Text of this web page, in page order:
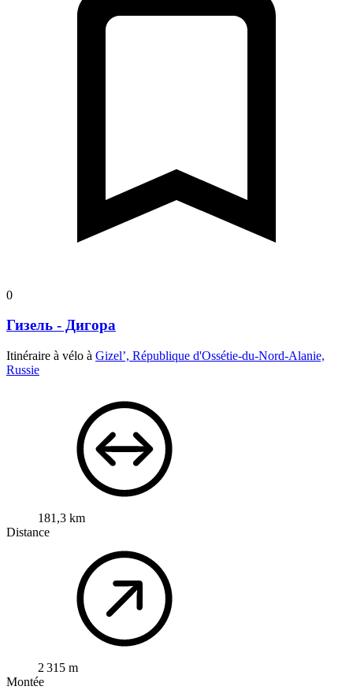
0
Гизель - Дигора
Itinéraire à vélo à Gizel’, République d'Ossétie-du-Nord-Alanie,
Russie
181,3 km
Distance
2 315 m
Montée